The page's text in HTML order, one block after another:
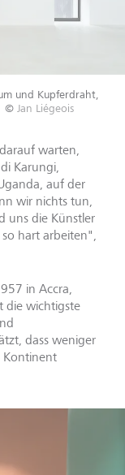
und Kupferdraht,
© Jan Liégeois
warten,
Karungi,
auf der
wir nichts tun,
uns die Künstler
hart arbeiten",
in Accra,
die wichtigste
dass weniger
Kontinent